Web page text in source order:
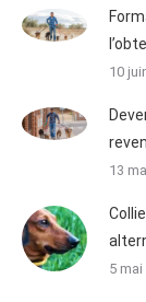
10
13
5 mai